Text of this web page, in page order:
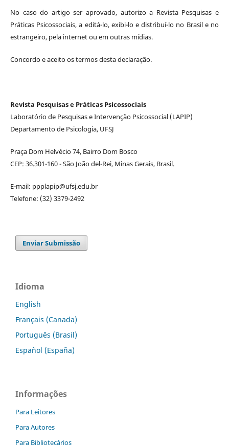
No caso do artigo ser aprovado, autorizo a Revista Pesquisas e
Práticas Psicossociais, a editá-lo, exibi-lo e distribuí-lo no Brasil e no
estrangeiro, pela internet ou em outras mídias.
Concordo e aceito os termos desta declaração.
Revista Pesquisas e Práticas Psicossociais
Laboratório de Pesquisas e Intervenção Psicossocial (LAPIP)
Departamento de Psicologia, UFSJ
Praça Dom Helvécio 74, Bairro Dom Bosco
CEP: 36.301-160 - São João del-Rei, Minas Gerais, Brasil.
E-mail: ppplapip@ufsj.edu.br
Telefone: (32) 3379-2492
Enviar Submissão
Idioma
English
Français (Canada)
Português (Brasil)
Español (España)
Informações
Para Leitores
Para Autores
Para Bibliotecários